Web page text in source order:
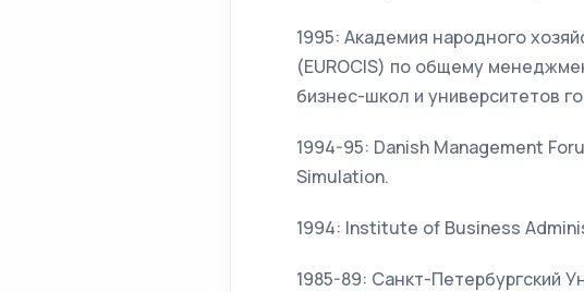
1995: Академия народного
(EUROCIS) по общему
бизнес-школ и университетов
1994-95: Danish Management
Simulation.
1994: Institute of Business
1985-89: Санкт-Петербургский